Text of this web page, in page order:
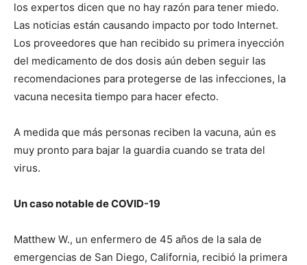
los expertos dicen que no hay razón para tener miedo.
Las noticias están causando impacto por todo Internet.
Los proveedores que han recibido su primera inyección
del medicamento de dos dosis aún deben seguir las
recomendaciones para protegerse de las infecciones, la
vacuna necesita tiempo para hacer efecto.
A medida que más personas reciben la vacuna, aún es
muy pronto para bajar la guardia cuando se trata del
virus.
Un caso notable de COVID-19
Matthew W., un enfermero de 45 años de la sala de
emergencias de San Diego, California, recibió la primera